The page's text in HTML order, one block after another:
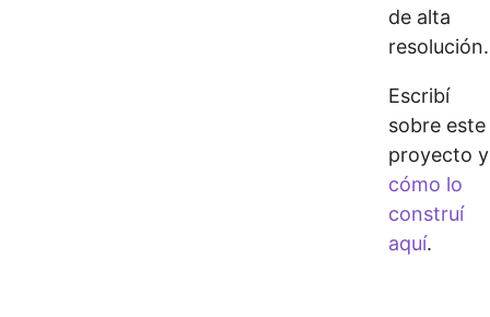
de alta
resolución.
Escribí
sobre este
proyecto y
cómo lo
construí
aquí.